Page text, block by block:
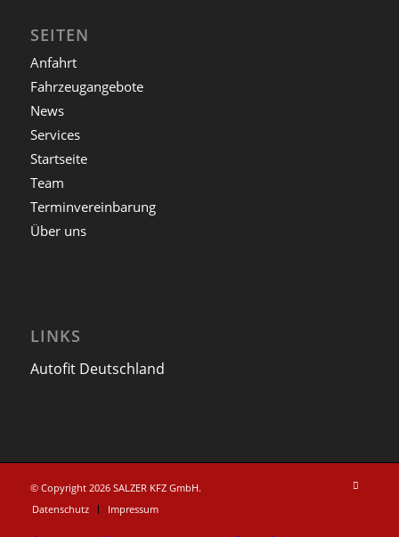
SEITEN
Anfahrt
Fahrzeugangebote
News
Services
Startseite
Team
Terminvereinbarung
Über uns
LINKS
Autofit Deutschland
© Copyright 2026 SALZER KFZ GmbH.
Datenschutz
Impressum